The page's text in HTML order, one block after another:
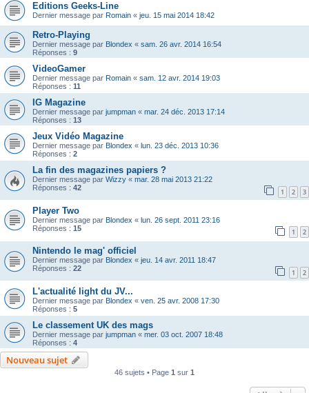
Editions Geeks-Line
Dernier message par Romain « jeu. 15 mai 2014 18:42
Retro-Playing
Dernier message par Blondex « sam. 26 avr. 2014 16:54
Réponses : 9
VideoGamer
Dernier message par Romain « sam. 12 avr. 2014 19:03
Réponses : 11
IG Magazine
Dernier message par jumpman « mar. 24 déc. 2013 17:14
Réponses : 13
Jeux Vidéo Magazine
Dernier message par Blondex « lun. 23 déc. 2013 10:36
Réponses : 2
La fin des magazines papiers ?
Dernier message par Wizzy « mar. 28 mai 2013 21:22
Réponses : 42 1 2 3
Player Two
Dernier message par Blondex « lun. 26 sept. 2011 23:16
Réponses : 15 1 2
Nintendo le mag' officiel
Dernier message par Blondex « jeu. 14 avr. 2011 18:47
Réponses : 22 1 2
L'actualité light du JV...
Dernier message par Blondex « ven. 25 avr. 2008 17:30
Réponses : 5
Le classement UK des mags
Dernier message par jumpman « mer. 03 oct. 2007 18:48
Réponses : 4
Nouveau sujet
46 sujets • Page 1 sur 1